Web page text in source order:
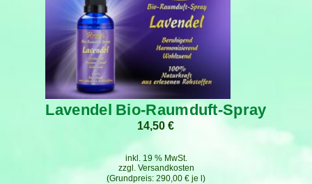
Lavendel Bio-Raumduft-Spray
14,50€
290,00 €je l
inkl. 19 % MwSt.
zzgl. Versandkosten